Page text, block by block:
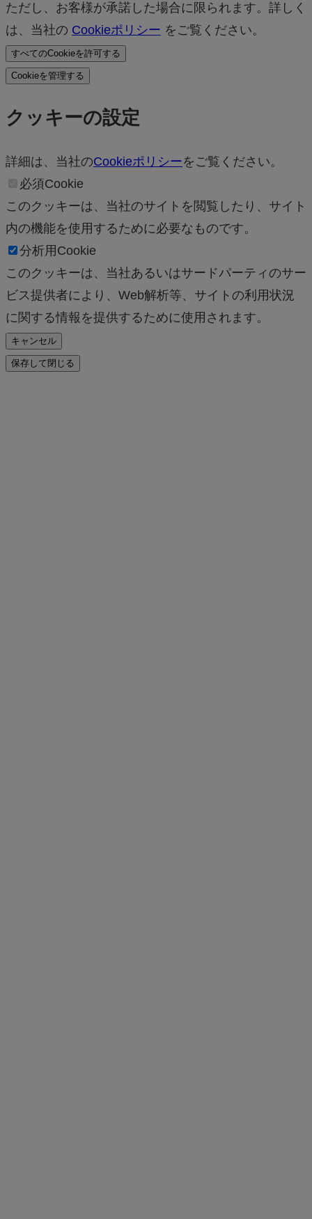
ただし、お客様が承諾した場合に限られます。詳しく
は、当社の Cookieポリシー をご覧ください。
すべてのCookieを許可する
Cookieを管理する
クッキーの設定
詳細は、当社のCookieポリシーをご覧ください。
必須Cookie
このクッキーは、当社のサイトを閲覧したり、サイト
内の機能を使用するために必要なものです。
分析用Cookie
このクッキーは、当社あるいはサードパーティのサー
ビス提供者により、Web解析等、サイトの利用状況
に関する情報を提供するために使用されます。
キャンセル
保存して閉じる